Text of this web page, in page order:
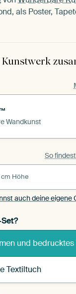
als Poster,
Wandkunst
So
Höhe
auch deine eigene
und
Textiltuch